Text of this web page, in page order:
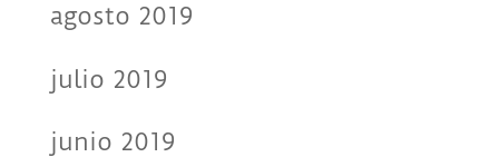
agosto 2019
julio 2019
junio 2019